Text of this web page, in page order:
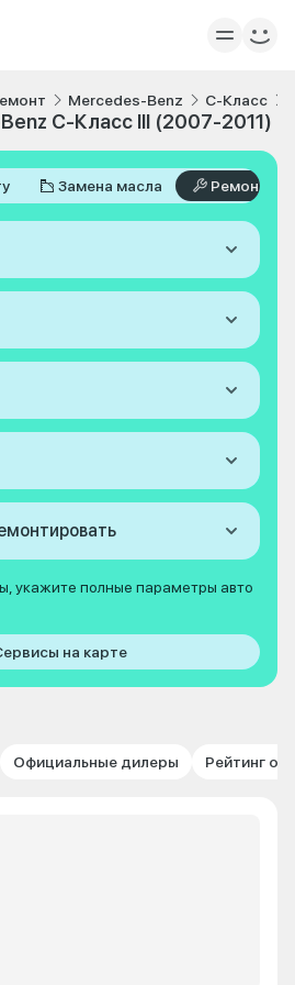
Mercedes-Benz C-Класс
C-Класс III (2007-2011)
Замена масла Ремонт
укажите полные параметры авто
на карте
Официальные дилеры Рейтинг